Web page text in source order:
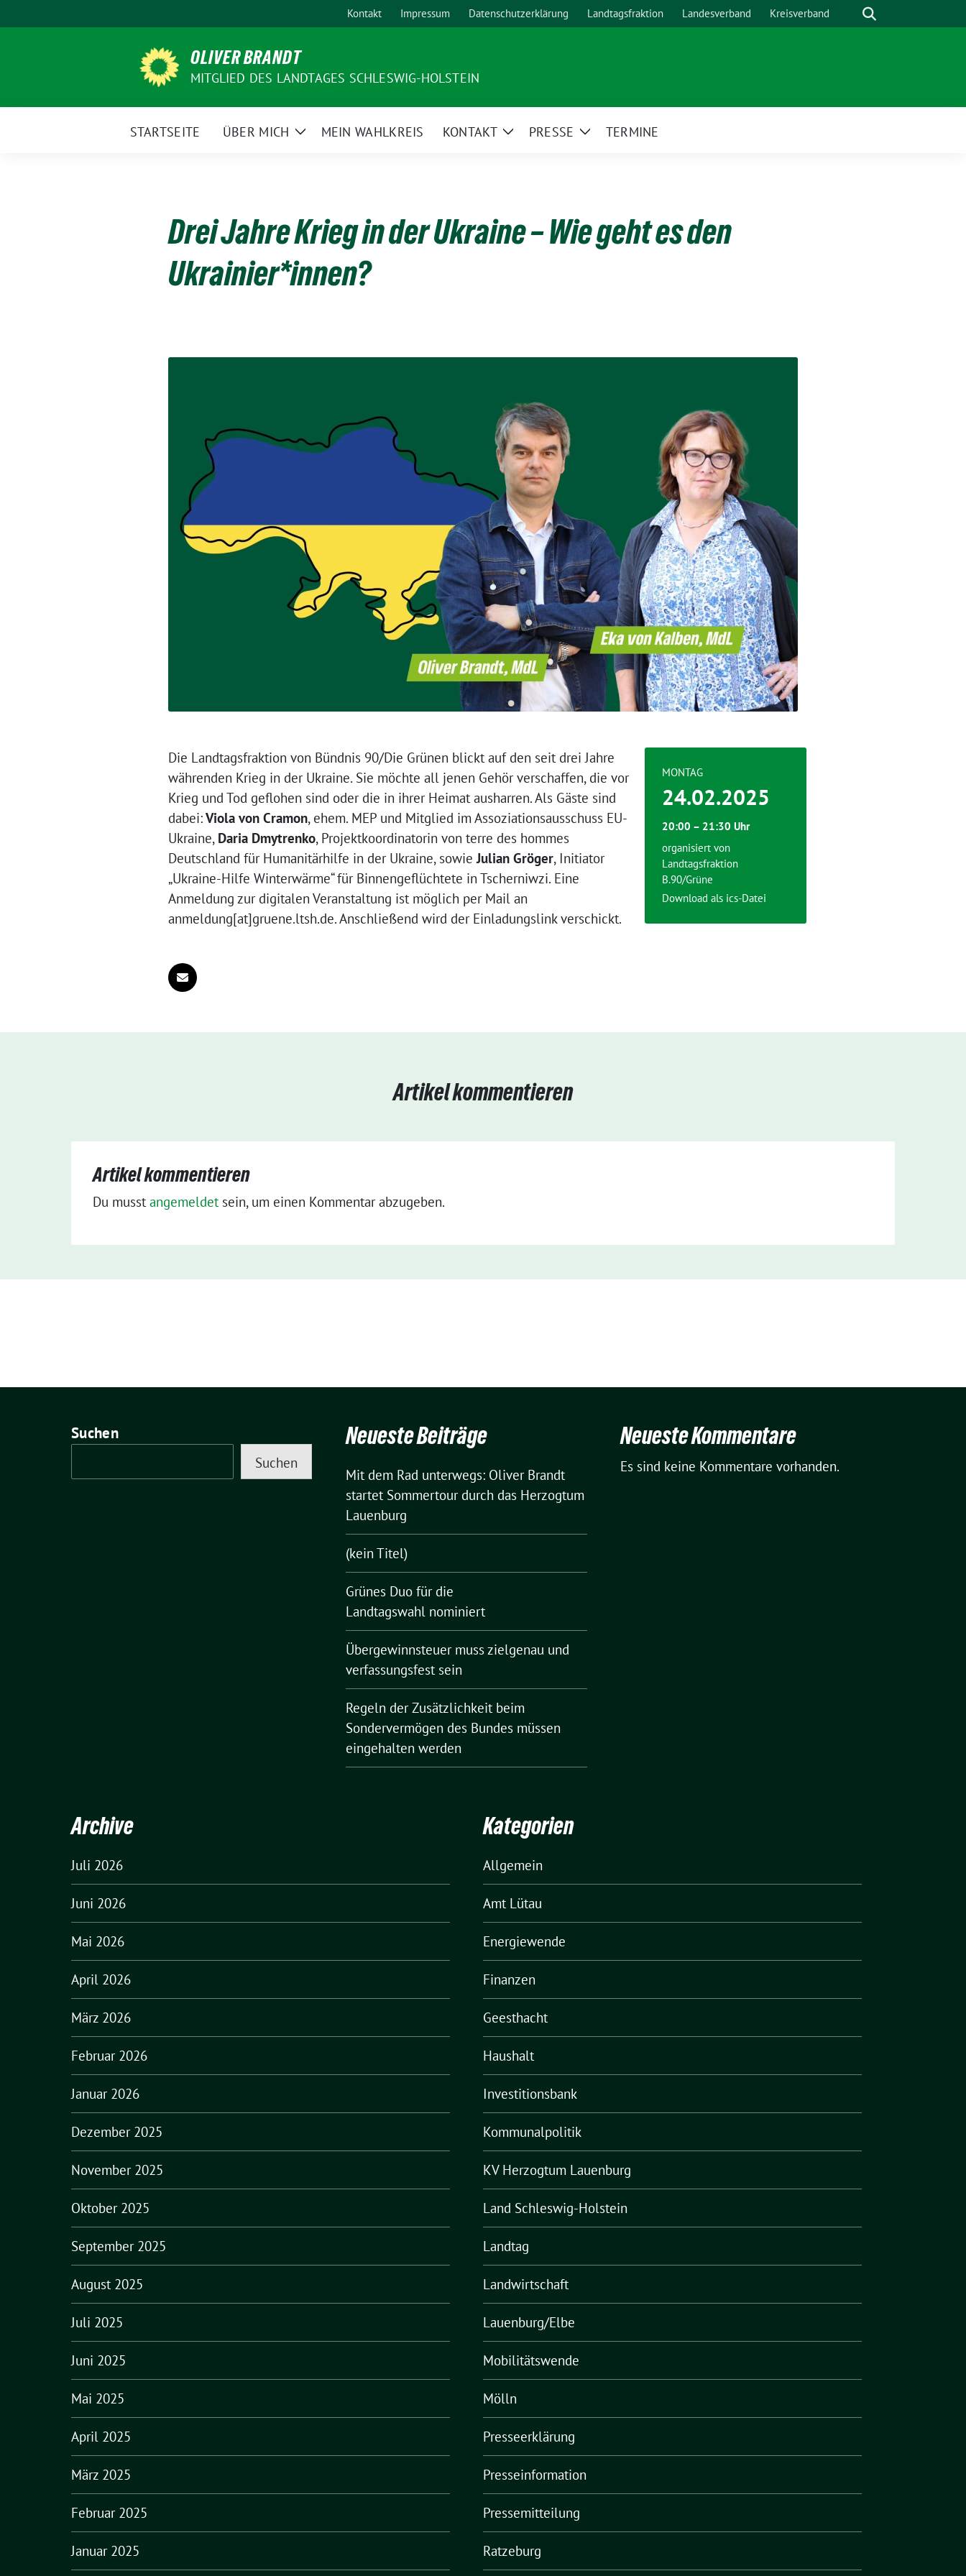
zum
Kontakt Impressum Datenschutzerklärung Landtagsfraktion Landesverband Kreisverband Suche
OLIVER BRANDT
MITGLIED DES LANDTAGES SCHLESWIG-HOLSTEIN
STARTSEITE ÜBER MICH
ZeigeMEIN WAHLKREIS KONTAKT
ZeigePRESSE
ZeigeTERMINE
Drei Jahre Krieg in der Ukraine – Wie geht es den
Ukrainier*innen?
Die Landtagsfraktion von Bündnis 90/Die Grünen blickt auf den seit drei Jahre
währenden Krieg in der Ukraine. Sie möchte all jenen Gehör verschaffen, die vor
Krieg und Tod geflohen sind oder die in ihrer Heimat ausharren. Als Gäste sind
dabei:Viola von Cramon, ehem. MEP und Mitglied im Assoziationsausschuss EU-
Ukraine, Daria Dmytrenko, Projektkoordinatorin von terre des hommes
Deutschland für Humanitärhilfe in der Ukraine, sowie Julian Gröger, Initiator
„Ukraine-Hilfe Winterwärme“ für Binnengeflüchtete in Tscherniwzi. Eine
Anmeldung zur digitalen Veranstaltung ist möglich per Mail an
anmeldung[at]gruene.ltsh.de. Anschließend wird der Einladungslink verschickt.
MONTAG
24.02.2025
20:00 – 21:30 Uhr
organisiert von
Landtagsfraktion
B.90/Grüne
Download als ics-Datei
Artikel kommentieren
Artikel kommentieren
Du musst angemeldet sein, um einen Kommentar abzugeben.
Suchen
Suchen
Neueste Beiträge
Mit dem Rad unterwegs: Oliver Brandt
startet Sommertour durch das Herzogtum
Lauenburg
(kein Titel)
Grünes Duo für die
Landtagswahl nominiert
Übergewinnsteuer muss zielgenau und
verfassungsfest sein
Regeln der Zusätzlichkeit beim
Sondervermögen des Bundes müssen
eingehalten werden
Neueste Kommentare
Es sind keine Kommentare vorhanden.
Archive
Juli 2026
Juni 2026
Mai 2026
April 2026
März 2026
Februar 2026
Januar 2026
Dezember 2025
November 2025
Oktober 2025
September 2025
August 2025
Juli 2025
Juni 2025
Mai 2025
April 2025
März 2025
Februar 2025
Januar 2025
Kategorien
Allgemein
Amt Lütau
Energiewende
Finanzen
Geesthacht
Haushalt
Investitionsbank
Kommunalpolitik
KV Herzogtum Lauenburg
Land Schleswig-Holstein
Landtag
Landwirtschaft
Lauenburg/Elbe
Mobilitätswende
Mölln
Presseerklärung
Presseinformation
Pressemitteilung
Ratzeburg